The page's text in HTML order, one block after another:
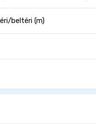
beltéri (m)